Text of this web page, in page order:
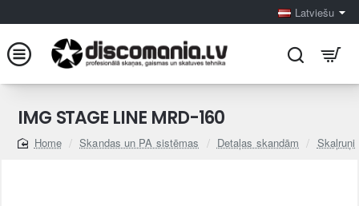
Latviešu
IMG STAGE LINE MRD-160
home
Skandas un PA sistēmas Detaļas skandām Skaļruņi